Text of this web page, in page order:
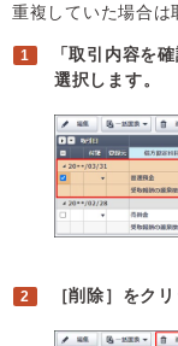
重複していた場合は
「取引内容を
選択します。
［削除］をク